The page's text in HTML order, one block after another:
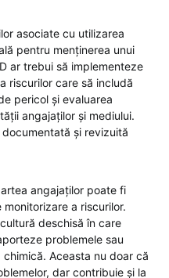
asociate cu utilizarea
pentru menținerea unui
ar trebui să implementeze
riscurilor care să includă
pericol și evaluarea
angajaților și mediului.
și revizuită
angajaților poate fi
a riscurilor.
deschisă în care
problemele sau
Aceasta nu doar că
dar contribuie și la